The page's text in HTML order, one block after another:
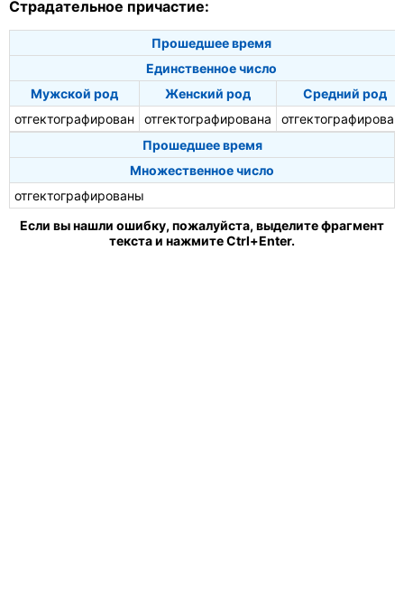
Страдательное причастие:
Прошедшее время
Единственное число
Мужской род
Женский род
Средний род
отгектографирован
отгектографирована
Прошедшее время
Множественное число
отгектографированы
Если вы нашли ошибку, пожалуйста, выделите фрагмент
текста и нажмите Ctrl+Enter.